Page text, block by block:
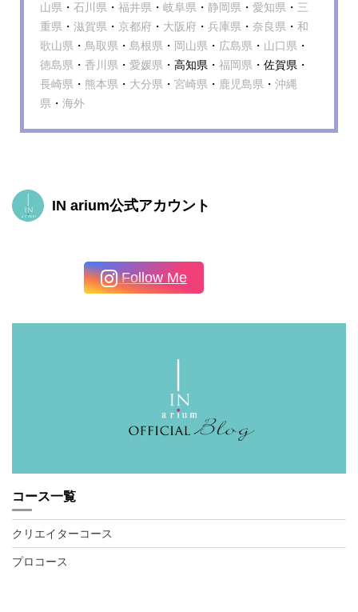
山県 ・ 石川県 ・ 福井県 ・ 岐阜県 ・ 静岡県 ・ 愛知県 ・ 三
重県 ・ 滋賀県 ・ 京都府 ・ 大阪府 ・ 兵庫県 ・ 奈良県 ・ 和
歌山県 ・ 鳥取県 ・ 島根県 ・ 岡山県 ・ 広島県 ・ 山口県 ・
徳島県 ・ 香川県 ・ 愛媛県 ・高知県・ 福岡県 ・佐賀県・
長崎県 ・ 熊本県 ・ 大分県 ・ 宮崎県 ・ 鹿児島県 ・ 沖縄
県 ・ 海外
IN arium公式アカウント
Follow Me
コース一覧
クリエイターコース
プロコース